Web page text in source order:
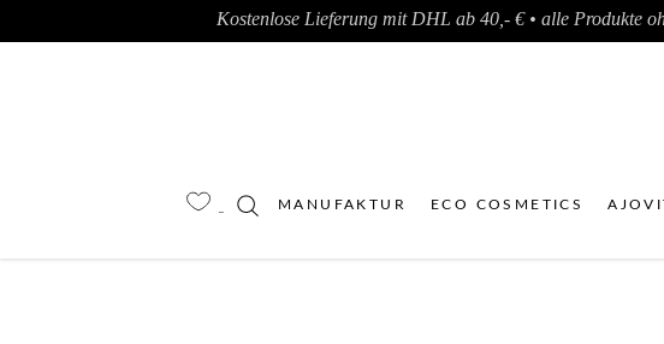
Kostenlose Lieferung mit DHL ab 40,- € • alle Produkte
MANUFAKTUR ECO COSMETICS